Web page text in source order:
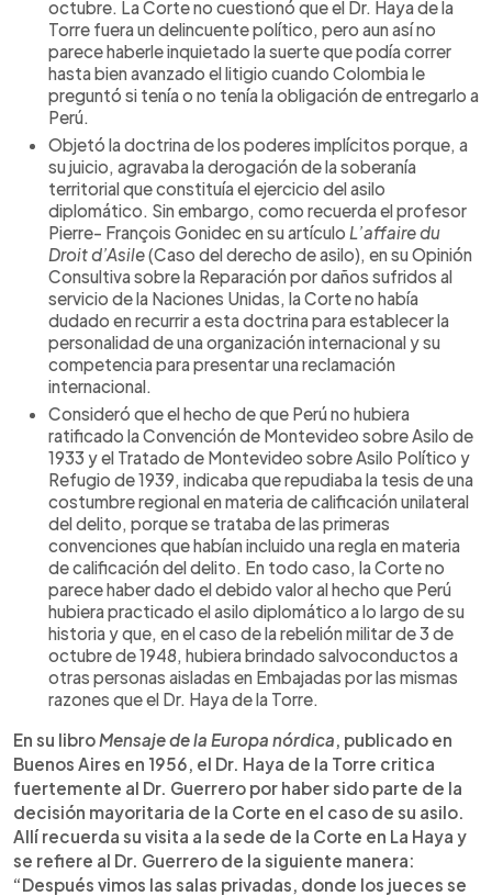
octubre. La Corte no cuestionó que el Dr. Haya de la
Torre fuera un delincuente político, pero aun así no
parece haberle inquietado la suerte que podía correr
hasta bien avanzado el litigio cuando Colombia le
preguntó si tenía o no tenía la obligación de entregarlo a
Perú.
Objetó la doctrina de los poderes implícitos porque, a
su juicio, agravaba la derogación de la soberanía
territorial que constituía el ejercicio del asilo
diplomático. Sin embargo, como recuerda el profesor
Pierre- François Gonidec en su artículo L’affaire du
Droit d’Asile(Caso del derecho de asilo), en su Opinión
Consultiva sobre la Reparación por daños sufridos al
servicio de la Naciones Unidas, la Corte no había
dudado en recurrir a esta doctrina para establecer la
personalidad de una organización internacional y su
competencia para presentar una reclamación
internacional.
Consideró que el hecho de que Perú no hubiera
ratificado la Convención de Montevideo sobre Asilo de
1933 y el Tratado de Montevideo sobre Asilo Político y
Refugio de 1939, indicaba que repudiaba la tesis de una
costumbre regional en materia de calificación unilateral
del delito, porque se trataba de las primeras
convenciones que habían incluido una regla en materia
de calificación del delito. En todo caso, la Corte no
parece haber dado el debido valor al hecho que Perú
hubiera practicado el asilo diplomático a lo largo de su
historia y que, en el caso de la rebelión militar de 3 de
octubre de 1948, hubiera brindado salvoconductos a
otras personas aisladas en Embajadas por las mismas
razones que el Dr. Haya de la Torre.
En su libroMensaje de la Europa nórdica, publicado en
Buenos Aires en 1956, el Dr. Haya de la Torre critica
fuertemente al Dr. Guerrero por haber sido parte de la
decisión mayoritaria de la Corte en el caso de su asilo.
Allí recuerda su visita a la sede de la Corte en La Haya y
se refiere al Dr. Guerrero de la siguiente manera:
“Después vimos las salas privadas, donde los jueces se